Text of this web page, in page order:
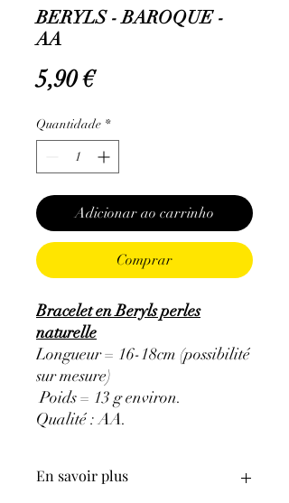
BERYLS - BAROQUE -
AA
5,90 €Preço
Quantidade *
Adicionar ao carrinho
Comprar
Bracelet en Beryls perles
naturelle
Longueur = 16-18cm (possibilité
sur mesure)
Poids = 13 g environ.
Qualité : AA.
En savoir plus